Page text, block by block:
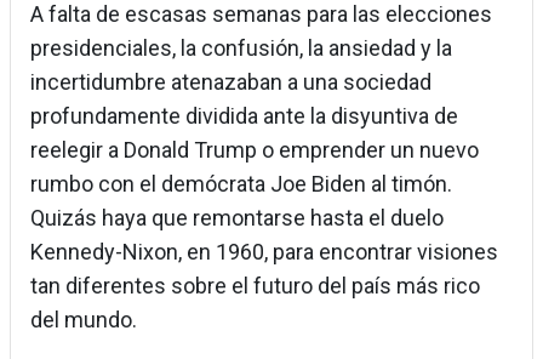
A falta de escasas semanas para las elecciones
presidenciales, la confusión, la ansiedad y la
incertidumbre atenazaban a una sociedad
profundamente dividida ante la disyuntiva de
reelegir a Donald Trump o emprender un nuevo
rumbo con el demócrata Joe Biden al timón.
Quizás haya que remontarse hasta el duelo
Kennedy-Nixon, en 1960, para encontrar visiones
tan diferentes sobre el futuro del país más rico
del mundo.